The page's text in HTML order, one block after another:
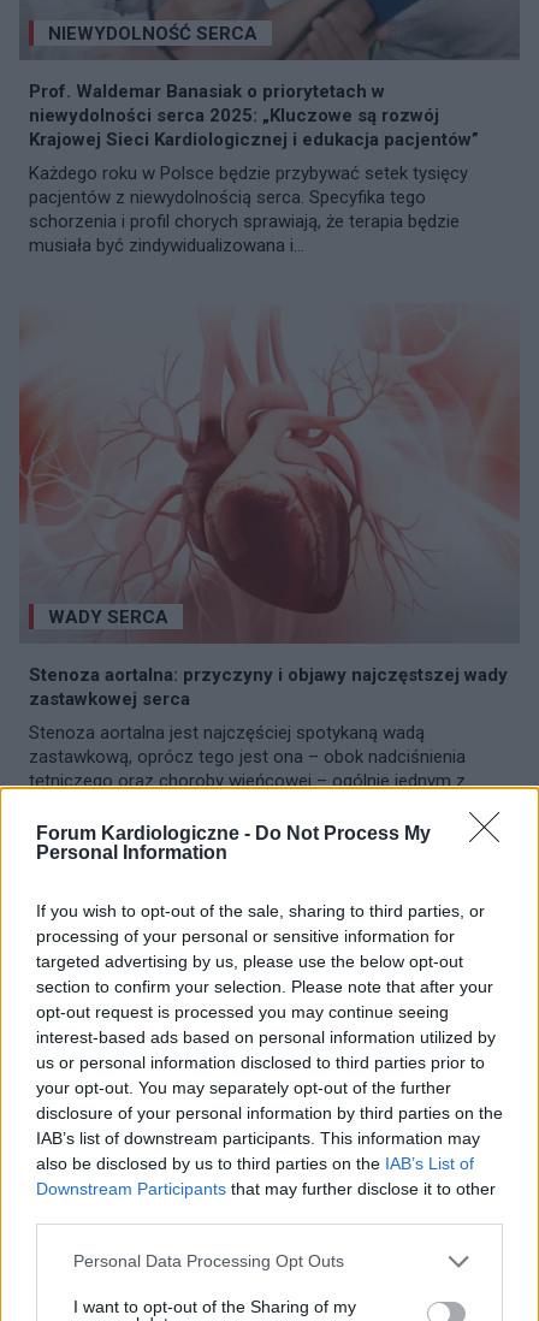
Forum Kardiologiczne - Do Not Process My
Personal Information
If you wish to opt-out of the sale, sharing to third parties, or
processing of your personal or sensitive information for
targeted advertising by us, please use the below opt-out
section to confirm your selection. Please note that after your
opt-out request is processed you may continue seeing
interest-based ads based on personal information utilized by
us or personal information disclosed to third parties prior to
your opt-out. You may separately opt-out of the further
disclosure of your personal information by third parties on the
IAB’s list of downstream participants. This information may
also be disclosed by us to third parties on the IAB’s List of
Downstream Participants that may further disclose it to other
Personal Data Processing Opt Outs
I want to opt-out of the Sharing of my
NIEWYDOLNOŚĆ SERCA
Prof. Waldemar Banasiak o priorytetach w
niewydolności serca 2025: „Kluczowe są rozwój
Krajowej Sieci Kardiologicznej i edukacja pacjentów”
Każdego roku w Polsce będzie przybywać setek tysięcy
pacjentów z niewydolnością serca. Specyfika tego
schorzenia i profil chorych sprawiają, że terapia będzie
musiała być zindywidualizowana i...
WADY SERCA
Stenoza aortalna: przyczyny i objawy najczęstszej wady
zastawkowej serca
Stenoza aortalna jest najczęściej spotykaną wadą
zastawkową, oprócz tego jest ona – obok nadciśnienia
tętniczego oraz choroby wieńcowej – ogólnie jednym z
Życie po zawale
Jestem 18 miesiecy po zawale
(mialam 39 lat ) jest we mnie caly
czas gniew ,zal i pretensje do
calego swiata ...dlaczego ja ...nie
mam sily i ochoty na nic a
statyny tylko mnie dobijaja
16
ostatni 19 dni temu
/gość
‹ ›